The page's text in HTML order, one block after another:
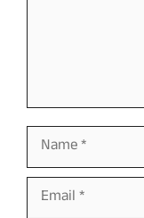
Name
Email